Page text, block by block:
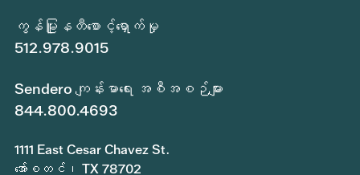
ကွန်မြူနတီစောင့်ရှောက်မှု
512.978.9015
Sendero ကျန်းမာရေး အစီအစဉ်များ
844.800.4693
1111 East Cesar Chavez St.
အော်စတင်၊ TX 78702